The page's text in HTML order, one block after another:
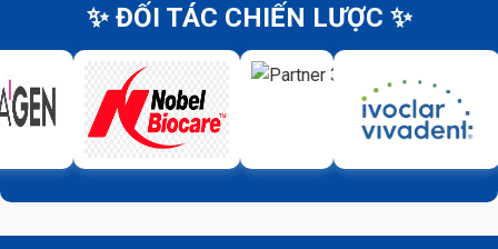
✨ ĐỐI TÁC CHIẾN LƯỢC ✨